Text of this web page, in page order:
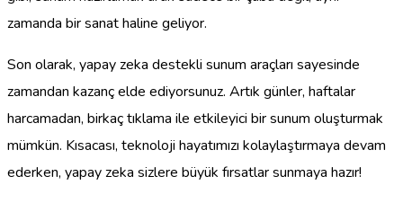
zamanda bir sanat haline geliyor.
Son olarak, yapay zeka destekli sunum araçları sayesinde
zamandan kazanç elde ediyorsunuz. Artık günler, haftalar
harcamadan, birkaç tıklama ile etkileyici bir sunum oluşturmak
mümkün. Kısacası, teknoloji hayatımızı kolaylaştırmaya devam
ederken, yapay zeka sizlere büyük fırsatlar sunmaya hazır!